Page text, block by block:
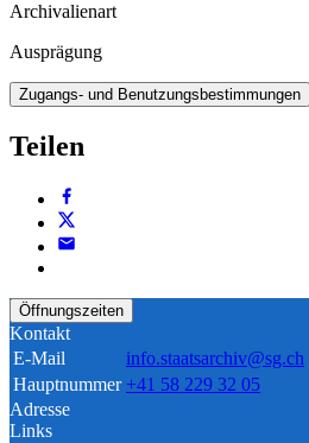
Archivalienart
Ausprägung
Zugangs- und Benutzungsbestimmungen
Teilen
Öffnungszeiten
Kontakt
E-Mail
info.staatsarchiv@sg.ch
Hauptnummer +41 58 229 32 05
Adresse
Links